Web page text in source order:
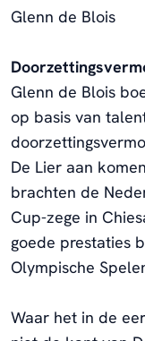
Glenn de Blois
Glenn de Blois
op basis van
De Lier aan
brachten de
Cup-zege in
goede prestaties
Olympische
Waar het in de